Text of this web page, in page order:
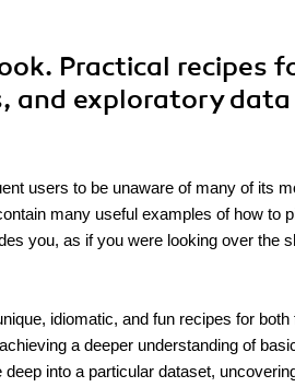
Practical recipes
and exploratory
users to be unaware of many of its
many useful examples of how to
you, as if you were looking over the
idiomatic, and fun recipes for
a deeper understanding of
into a particular dataset,